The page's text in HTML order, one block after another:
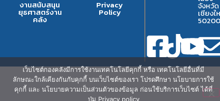
งานสนับสนุน
ยุธศาสตร์งาน
คลัง
Privacy
Policy
จังหวัด
เชียงใ
50200
เว็บไซต์กองคลังมีการใช้งานเทคโนโลยีคุกกี้ หรือ เทคโนโลยีอื่นที่มี
ลักษณะใกล้เคียงกันกับคุกกี้ บนเว็บไซต์ของเรา โปรดศึกษา นโยบายการใช้
คุกกี้ และ นโยบายความเป็นส่วนตัวของข้อมูล ก่อนใช้บริการเว็บไซต์ ได้ที่
ปุ่ม Privacy policy